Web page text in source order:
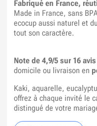
Fabriqué en France,
Made in France, sans
ecocup aussi naturel et
tout son caractère.
Note de 4,9/5 sur 16
domicile ou livraison en
Kaki, aquarelle,
offrez à chaque invité le
distingué de votre